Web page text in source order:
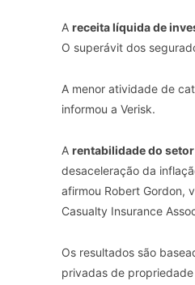
A receita líquida de
O superávit dos
A menor atividade de
informou a Verisk.
A rentabilidade do setor
desaceleração da
afirmou Robert Gordon,
Casualty Insurance
Os resultados são
privadas de